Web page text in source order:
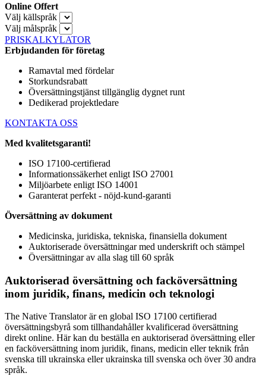
Online Offert
Välj källspråk
Välj målspråk
PRISKALKYLATOR
Erbjudanden för företag
Ramavtal med fördelar
Storkundsrabatt
Översättningstjänst tillgänglig dygnet runt
Dedikerad projektledare
KONTAKTA OSS
Med kvalitetsgaranti!
ISO 17100-certifierad
Informationssäkerhet enligt ISO 27001
Miljöarbete enligt ISO 14001
Garanterat perfekt - nöjd-kund-garanti
Översättning av dokument
Medicinska, juridiska, tekniska, finansiella dokument
Auktoriserade översättningar med underskrift och stämpel
Översättningar av alla slag till 60 språk
Auktoriserad översättning och facköversättning
inom juridik, finans, medicin och teknologi
The Native Translator är en global ISO 17100 certifierad
översättningsbyrå som tillhandahåller kvalificerad översättning
direkt online. Här kan du beställa en auktoriserad översättning eller
en facköversättning inom juridik, finans, medicin eller teknik från
svenska till ukrainska eller ukrainska till svenska och över 30 andra
språk.